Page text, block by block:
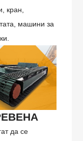
кран,
машини за
да се